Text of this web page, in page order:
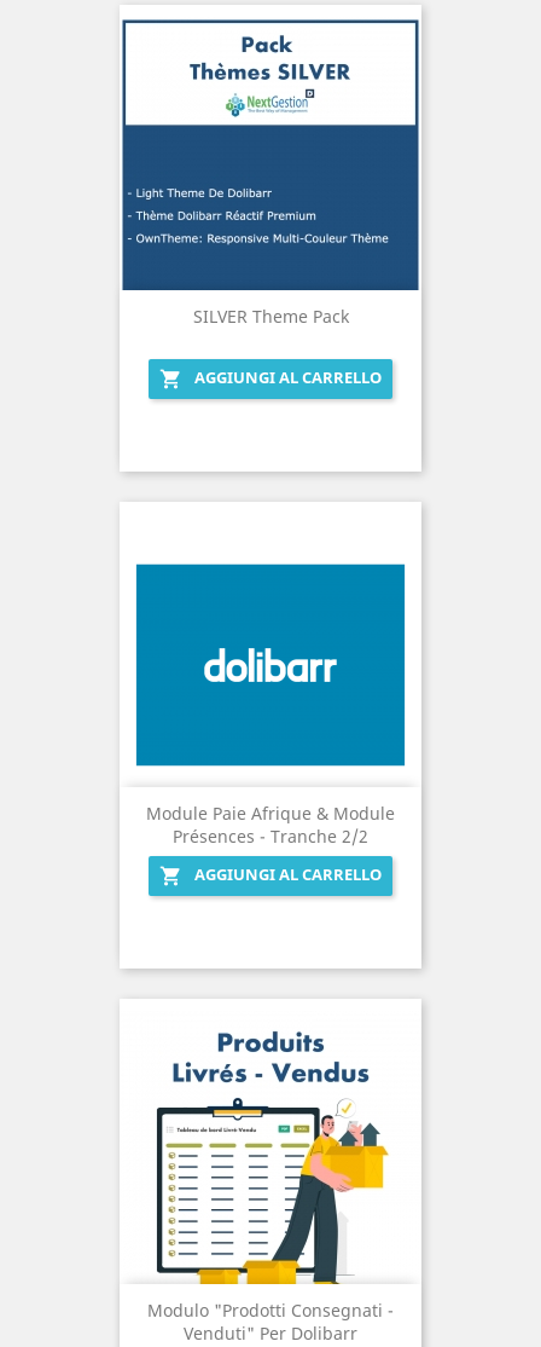
SILVER Theme Pack
 AGGIUNGI AL CARRELLO
Module Paie Afrique & Module
Présences - Tranche 2/2

AGGIUNGI AL CARRELLO
Modulo "Prodotti Consegnati -
Venduti" Per Dolibarr